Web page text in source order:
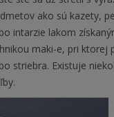
ako sú kazety,
intarzie lakom
maki-e, pri ktorej
striebra. Existuje